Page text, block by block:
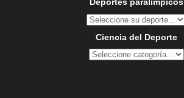
Ciencia del Deporte